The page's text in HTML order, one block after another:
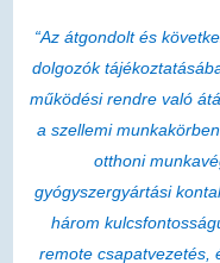
“Az átgondolt és
dolgozók
működési rendre való
a szellemi
otthoni
gyógyszergyártási
három
remote csapatvezetés,